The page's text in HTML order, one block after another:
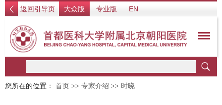
返回引导页 大众版 专业版 EN
您所在的位置： 首页 >> 专家介绍 >> 时晓